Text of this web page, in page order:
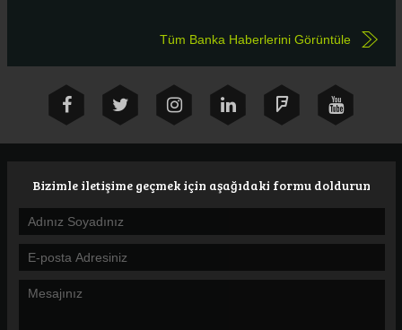
Tüm Banka Haberlerini Görüntüle
Bizimle iletişime geçmek için aşağıdaki formu doldurun